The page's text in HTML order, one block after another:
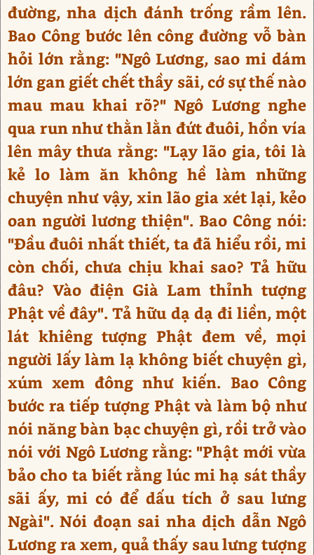
đường, nha dịch đánh trống rầm lên.
Bao Công bước lên công đường vỗ bàn
hỏi lớn rằng: "Ngô Lương, sao mi dám
lớn gan giết chết thầy sãi, cớ sự thế nào
mau mau khai rõ?" Ngô Lương nghe
qua run như thằn lằn đứt đuôi, hồn vía
lên mây thưa rằng: "Lạy lão gia, tôi là
kẻ lo làm ăn không hề làm những
chuyện như vậy, xin lão gia xét lại, kẻo
oan người lương thiện". Bao Công nói:
"Đầu đuôi nhất thiết, ta đã hiểu rồi, mi
còn chối, chưa chịu khai sao? Tả hữu
đâu? Vào điện Già Lam thỉnh tượng
Phật về đây". Tả hữu dạ dạ đi liền, một
lát khiêng tượng Phật đem về, mọi
người lấy làm lạ không biết chuyện gì,
xúm xem đông như kiến. Bao Công
bước ra tiếp tượng Phật và làm bộ như
nói năng bàn bạc chuyện gì, rồi trở vào
nói với Ngô Lương rằng: "Phật mới vừa
bảo cho ta biết rằng lúc mi hạ sát thầy
sãi ấy, mi có để dấu tích ở sau lưng
Ngài". Nói đoạn sai nha dịch dẫn Ngô
Lương ra xem, quả thấy sau lưng tượng